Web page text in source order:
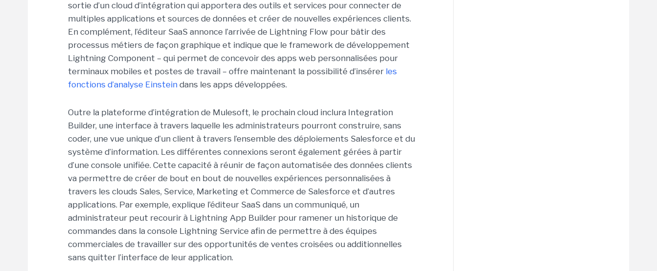
sortie d’un cloud d’intégration qui apportera des outils et services pour connecter de
multiples applications et sources de données et créer de nouvelles expériences clients.
En complément, l’éditeur SaaS annonce l’arrivée de Lightning Flow pour bâtir des
processus métiers de façon graphique et indique que le framework de développement
Lightning Component – qui permet de concevoir des apps web personnalisées pour
terminaux mobiles et postes de travail – offre maintenant la possibilité d’insérer les
fonctions d’analyse Einstein dans les apps développées.
Outre la plateforme d’intégration de Mulesoft, le prochain cloud inclura Integration
Builder, une interface à travers laquelle les administrateurs pourront construire, sans
coder, une vue unique d’un client à travers l’ensemble des déploiements Salesforce et du
système d’information. Les différentes connexions seront également gérées à partir
d’une console unifiée. Cette capacité à réunir de façon automatisée des données clients
va permettre de créer de bout en bout de nouvelles expériences personnalisées à
travers les clouds Sales, Service, Marketing et Commerce de Salesforce et d’autres
applications. Par exemple, explique l’éditeur SaaS dans un communiqué, un
administrateur peut recourir à Lightning App Builder pour ramener un historique de
commandes dans la console Lightning Service afin de permettre à des équipes
commerciales de travailler sur des opportunités de ventes croisées ou additionnelles
sans quitter l’interface de leur application.